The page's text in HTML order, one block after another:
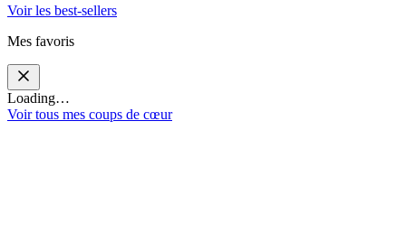
Voir les best-sellers
Mes favoris
Loading…
Voir tous mes coups de cœur